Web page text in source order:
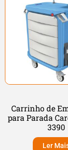
Carrinho de
para Parada
3390
Ler